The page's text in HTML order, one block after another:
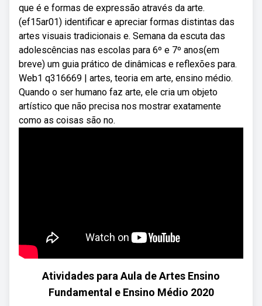
que é e formas de expressão através da arte.
(ef15ar01) identificar e apreciar formas distintas das
artes visuais tradicionais e. Semana da escuta das
adolescências nas escolas para 6º e 7º anos(em
breve) um guia prático de dinâmicas e reflexões para.
Web1 q316669 | artes, teoria em arte, ensino médio.
Quando o ser humano faz arte, ele cria um objeto
artístico que não precisa nos mostrar exatamente
como as coisas são no.
Atividades para Aula de Artes Ensino
Fundamental e Ensino Médio 2020